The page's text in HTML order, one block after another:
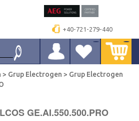
+40-721-279-440
> Grup Electrogen > Grup Electrogen
GE.AI.550.500.PRO